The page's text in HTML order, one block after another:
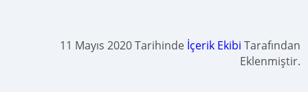
11 Mayıs 2020 Tarihinde İçerik Ekibi Tarafından
Eklenmiştir.